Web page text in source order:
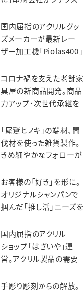
や印刷工業様
国内屈指のアクリルグッ
ズメーカーが最新レー
ザー加工機「Piolas400」
（北星社グループ）様
コロナ禍を支えた老舗家
具屋の新商品開発。商品
力アップ・次世代承継を
津木工様
「尾鷲ヒノキ」の端材、間
伐材を使った雑貨製作。
きめ細やかなフォローが
すや様
お客様の「好き」を形に。
オリジナルシャンパンで
掴んだ「推し活」ニーズを
インマーケット様
国内屈指のアクリル
ショップ「はざいや」運
営。アクリル製品の需要
生産体制。菅原工芸様
手彫り彫刻からの解放。